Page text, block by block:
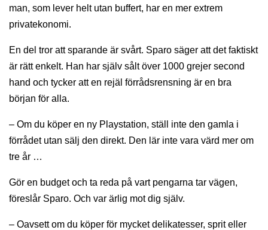
man, som lever helt utan buffert, har en mer extrem
privatekonomi.
En del tror att sparande är svårt. Sparo säger att det faktiskt
är rätt enkelt. Han har själv sålt över 1000 grejer second
hand och tycker att en rejäl förrådsrensning är en bra
början för alla.
– Om du köper en ny Playstation, ställ inte den gamla i
förrådet utan sälj den direkt. Den lär inte vara värd mer om
tre år …
Gör en budget och ta reda på vart pengarna tar vägen,
föreslår Sparo. Och var ärlig mot dig själv.
– Oavsett om du köper för mycket delikatesser, sprit eller